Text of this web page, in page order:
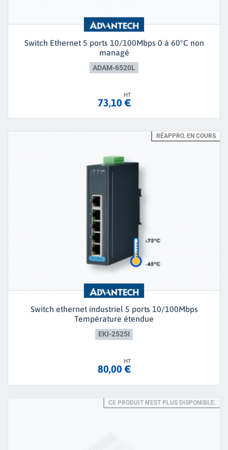
Switch Ethernet 5 ports 10/100Mbps 0 à 60°C non
managé
ADAM-6520L
HT
73,10 €
RÉAPPRO. EN COURS
Switch ethernet industriel 5 ports 10/100Mbps
Température étendue
EKI-2525I
HT
80,00 €
CE PRODUIT N'EST PLUS DISPONIBLE.